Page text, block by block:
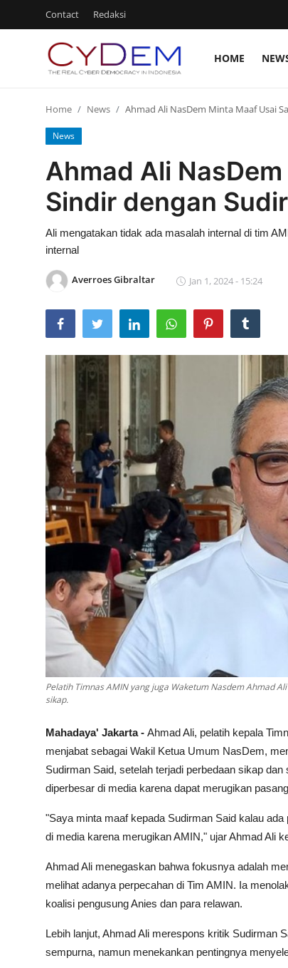
Contact Redaksi
HOME
Login
Register
Contact
Redaksi
Olahraga
Nasional
Home News Ahmad Ali NasDem Minta Maaf Usai
News
Ahmad Ali
Sindir dengan
Ali mengatakan tidak ada masalah internal di tim
internal
Averroes Gibraltar Jan 1, 2024 - 15:24
Pelatih Timnas AMIN yang juga Waketum Nasdem Ahmad
sikap.
Mahadaya' Jakarta - Ahmad Ali, pelatih kepala
menjabat sebagai Wakil Ketua Umum NasDem,
Sudirman Said, setelah terjadi perbedaan sikap
diperbesar di media karena dapat merugikan
"Saya minta maaf kepada Sudirman Said kalau
di media karena merugikan AMIN," ujar Ahmad Ali
Ahmad Ali menegaskan bahwa fokusnya adalah
melihat adanya perpecahan di Tim AMIN. Ia
koalisi pengusung Anies dan para relawan.
Lebih lanjut, Ahmad Ali merespons kritik Sudirman
sempurna, namun menekankan pentingnya